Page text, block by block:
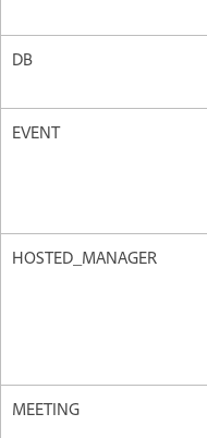
DB
EVENT
HOSTED_MANAGER
MEETING